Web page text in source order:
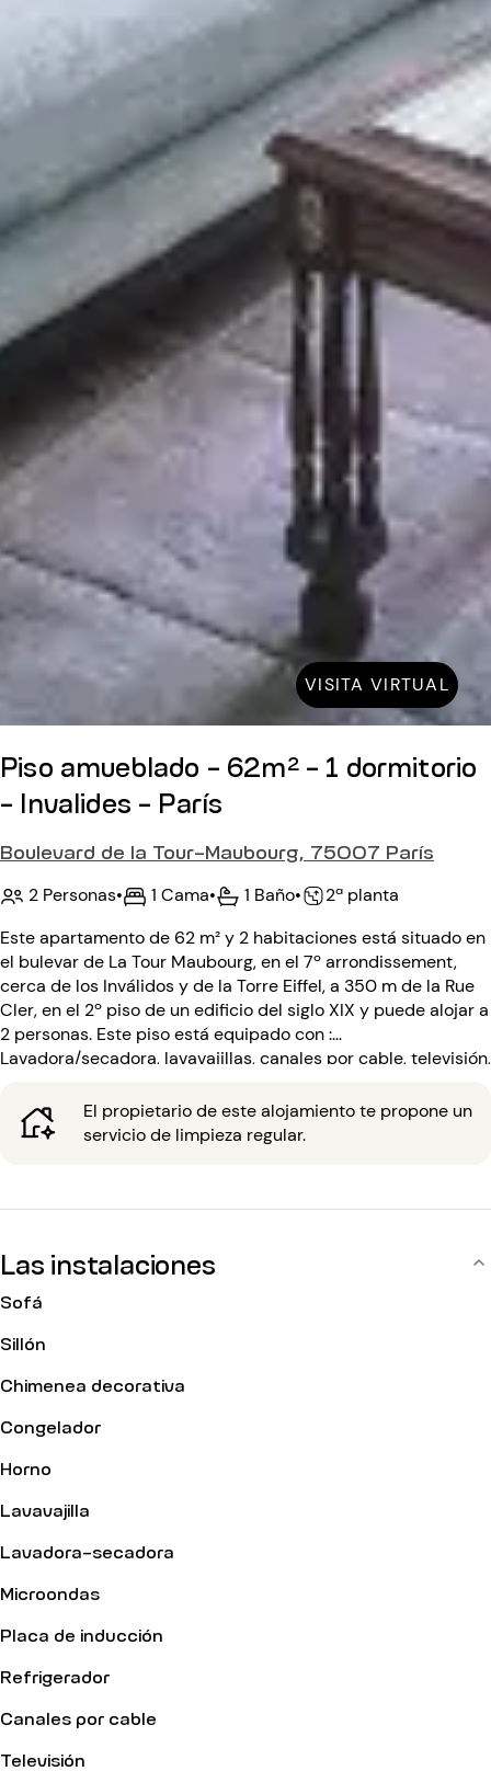
VISITA VIRTUAL
Piso amueblado - 62m² - 1 dormitorio
- Invalides - París
Boulevard de la Tour-Maubourg, 75007 París
2 Personas• 1 Cama• 1 Baño•
2ª planta
Este apartamento de 62 m² y 2 habitaciones está situado en
el bulevar de La Tour Maubourg, en el 7º arrondissement,
cerca de los Inválidos y de la Torre Eiffel, a 350 m de la Rue
Cler, en el 2º piso de un edificio del siglo XIX y puede alojar a
2 personas. Este piso está equipado con :
Lavadora/secadora, lavavajillas, canales por cable, televisión,
chimenea en funcionamiento con suministro de leña (debe
reponerse si la chimenea se utiliza con regularidad). El piso
El piso dispone de leña para la chimenea, alcohol, especias,
velas, vinilo con reproductor, ajedrez y juegos de mesa de
todo tipo. El edificio del siglo 19 está equipado con: un
haussmaniano fue renovado en 2022. Barrio tranquilo.
El propietario de este alojamiento te propone un
servicio de limpieza regular.
Las instalaciones
Sofá
Sillón
Chimenea decorativa
Congelador
Horno
Lavavajilla
Lavadora-secadora
Microondas
Placa de inducción
Refrigerador
Canales por cable
Televisión